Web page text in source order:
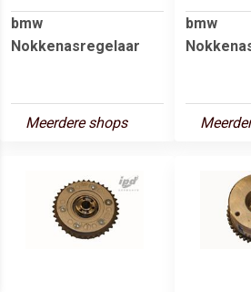
bmw
Nokkenasregelaar
Meerdere shops
bmw